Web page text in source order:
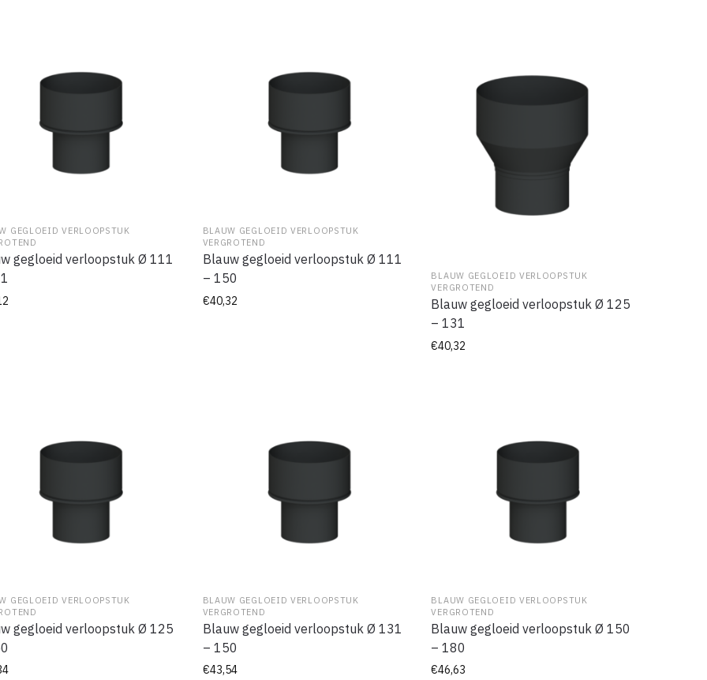
GEGLOEID VERLOOPSTUK
gegloeid verloopstuk Ø 111
BLAUW GEGLOEID VERLOOPSTUK
VERGROTEND
Blauw gegloeid verloopstuk Ø 111
– 150
€40,32
BLAUW GEGLOEID VERLOOPSTUK
VERGROTEND
Blauw gegloeid verloopstuk Ø 125
– 131
€40,32
GEGLOEID VERLOOPSTUK
gegloeid verloopstuk Ø 125
BLAUW GEGLOEID VERLOOPSTUK
VERGROTEND
Blauw gegloeid verloopstuk Ø 131
– 150
€43,54
BLAUW GEGLOEID VERLOOPSTUK
VERGROTEND
Blauw gegloeid verloopstuk Ø 150
– 180
€46,63